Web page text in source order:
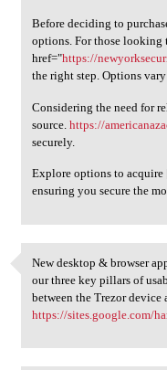
Before deciding to
options. For those looking
href="https://
the right step. Options
Considering the need for
source.https://
securely.
Explore options to
ensuring you secure the
New desktop &
New desktop & browser
our three key pillars of
between the Trezor device
https://sites.google.com/